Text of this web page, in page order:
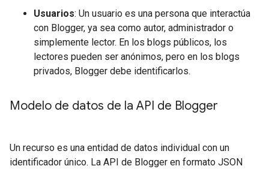
Usuarios: Un usuario es una persona que interactúa
con Blogger, ya sea como autor, administrador o
simplemente lector. En los blogs públicos, los
lectores pueden ser anónimos, pero en los blogs
privados, Blogger debe identificarlos.
Modelo de datos de la API de Blogger
Un recurso es una entidad de datos individual con un
identificador único. La API de Blogger en formato JSON